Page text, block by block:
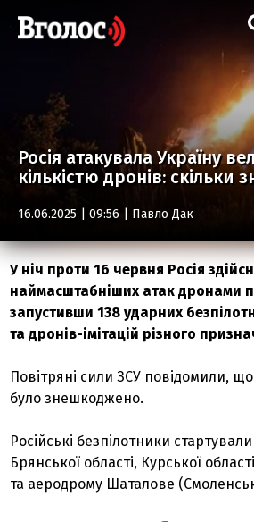
Росія атакувала Україну
кількістю дронів:
16.06.2025 | 09:56 | Павло Дак
У ніч проти 16 червня Росія
наймасштабніших атак дронами
запустивши 138 ударних
та дронів-імітацій різного
Повітряні сили ЗСУ повідомили,
було знешкоджено.
Російські безпілотники
Брянської області, Курської
та аеродрому Шаталове